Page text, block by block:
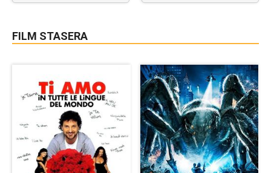
FILM STASERA